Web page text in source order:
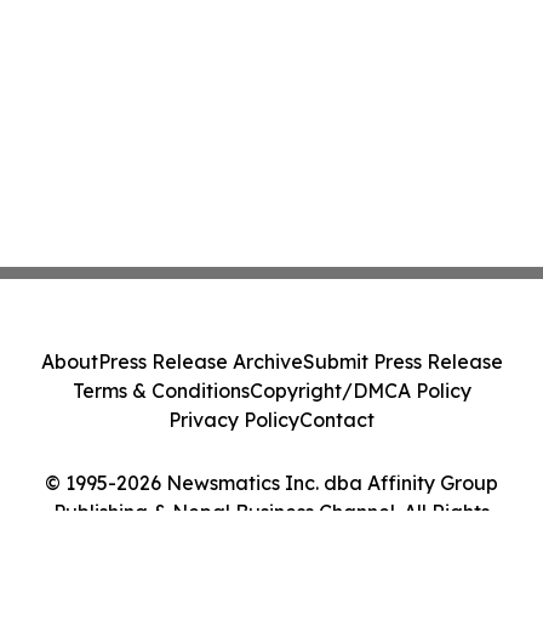
© 1995-2026 Newsmatics Inc. dba Affinity Group
Publishing & Nepal Business Channel. All Rights
AboutPress Release ArchiveSubmit Press Release
Terms & ConditionsCopyright/DMCA Policy
Privacy PolicyContact